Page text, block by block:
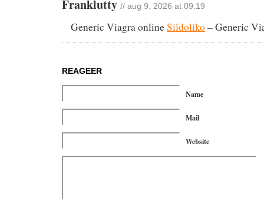
Franklutty // aug 9, 2026 at 09:19
Generic Viagra onlineSildoliko– Generic
REAGEER
Name
Mail
Website